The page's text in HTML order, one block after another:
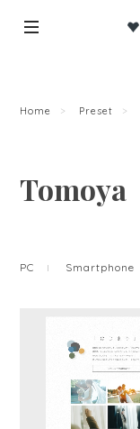
Home Preset
Tomoya
PC Smartphone